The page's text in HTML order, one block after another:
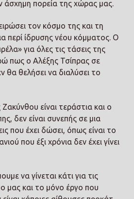
άσχημη πορεία της χώρας μας.
τον κόσμο της και τη
περί ίδρυσης νέου κόμματος. Ο
για όλες τις τάσεις της
πως ο Αλέξης Τσίπρας σε
θα θελήσει να διαλύσει το
είναι τεράστια και ο
δεν είναι συνεπής σε μια
που έχει δώσει, όπως είναι το
που έξι χρόνια δεν έχει γίνει
να γίνεται κάτι για τις
μας και το μόνο έργο που